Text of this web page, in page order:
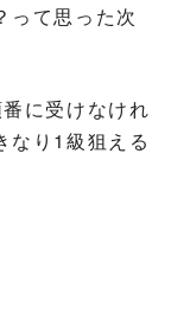
って思った次
に受けなけれ
なり1級狙える